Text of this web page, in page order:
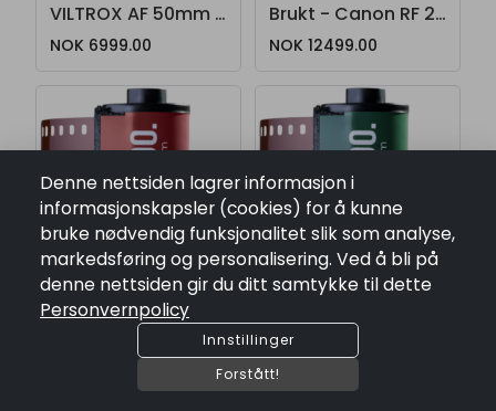
VILTROX AF 50mm F1.4 Pro til Sony E Mount
NOK 6999.00
Brukt - Canon RF 24-105mm F4 L IS USM
NOK 12499.00
Denne nettsiden lagrer informasjon i
informasjonskapsler (cookies) for å kunne
bruke nødvendig funksjonalitet slik som analyse,
markedsføring og personalisering. Ved å bli på
denne nettsiden gir du ditt samtykke til dette
Personvernpolicy
Innstillinger
Forstått!